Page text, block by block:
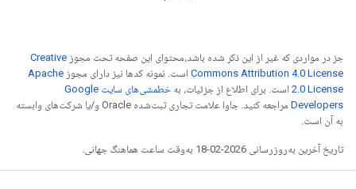
جز در مواردی که غیر از این ذکر شده باشد،‌محتوای این صفحه تحت مجوز Creative
Commons Attribution 4.0 License است. نمونه کدها نیز دارای مجوز Apache
2.0 License است. برای اطلاع از جزئیات، به
خطمشی‌های سایت Google
Developers‏
مراجعه کنید. جاوا علامت تجاری ثبت‌شده Oracle و/یا شرکت‌های وابسته
به آن است.
تاریخ آخرین به‌روزرسانی 2026-02-18 به‌وقت ساعت هماهنگ جهانی.